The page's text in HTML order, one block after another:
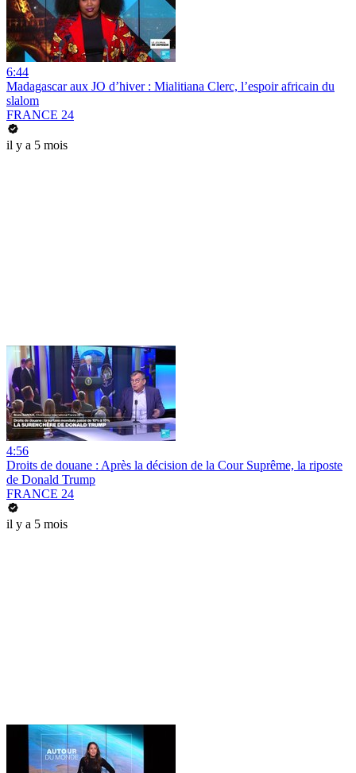
6:44
Madagascar aux JO d’hiver : Mialitiana Clerc, l’espoir africain du
slalom
FRANCE 24
il y a 5 mois
4:56
Droits de douane : Après la décision de la Cour Suprême, la riposte
de Donald Trump
FRANCE 24
il y a 5 mois